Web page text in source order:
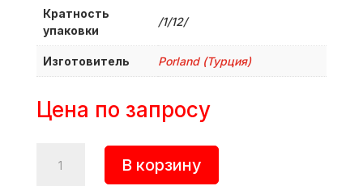
Кратность
упаковки
/1/12/
Изготовитель Porland (Турция)
Цена по запросу
товара
В корзину